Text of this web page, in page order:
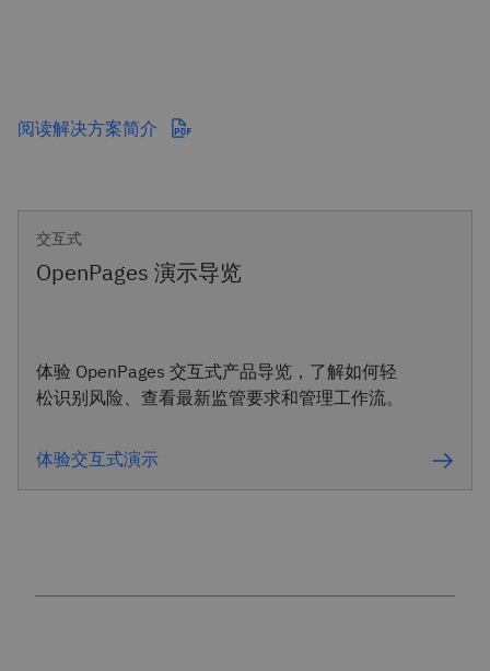
阅读解决方案简介
交互式
OpenPages 演示导览
体验 OpenPages 交互式产品导览，了解如何轻
松识别风险、查看最新监管要求和管理工作流。
体验交互式演示